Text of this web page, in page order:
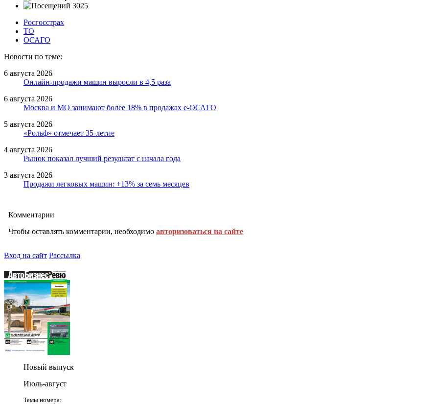
3025
Росгосстрах
ТО
ОСАГО
Новости по теме:
6 августа 2026
Онлайн-продажи машин выросли в 4,5 раза
6 августа 2026
Москва и МО занимают более 18% в продажах е-ОСАГО
5 августа 2026
«Рольф» отмечает 35-летие
4 августа 2026
Рынок показал лучший результат с начала года
3 августа 2026
Продажи легковых машин: +13% за семь месяцев
Комментарии
Чтобы оставлять комментарии, необходимо авторизоваться на сайте
Вход на сайт Рассылка
Новый выпуск
Июль-август
Темы номера: